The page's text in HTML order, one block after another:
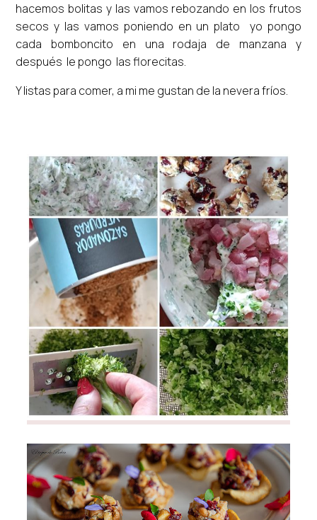
hacemos bolitas y las vamos rebozando en los frutos
secos y las vamos poniendo en un plato yo pongo
cada bomboncito en una rodaja de manzana y
después le pongo las florecitas.
Y listas para comer, a mi me gustan de la nevera fríos.